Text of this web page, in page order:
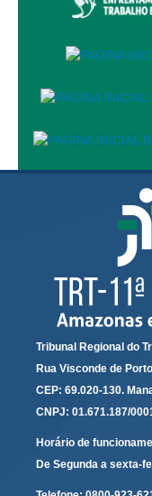
Biblioteca
Centro de
Comissão
Programa
Coordenadoria
Serviços
Ação
Atermação On-
Agendamento de
Glossário
Consulta de
Tribunal Regional do
Rua Visconde de
CEP: 69.020-130.
CNPJ: 01.671.187/
Horário de
De Segunda a sexta-